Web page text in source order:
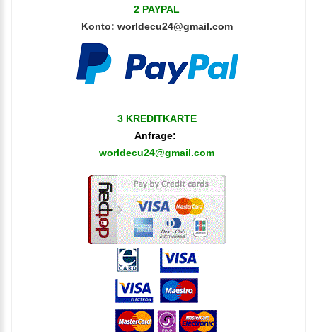
2 PAYPAL
Konto: worldecu24@gmail.com
3 KREDITKARTE
Anfrage:
worldecu24@gmail.com